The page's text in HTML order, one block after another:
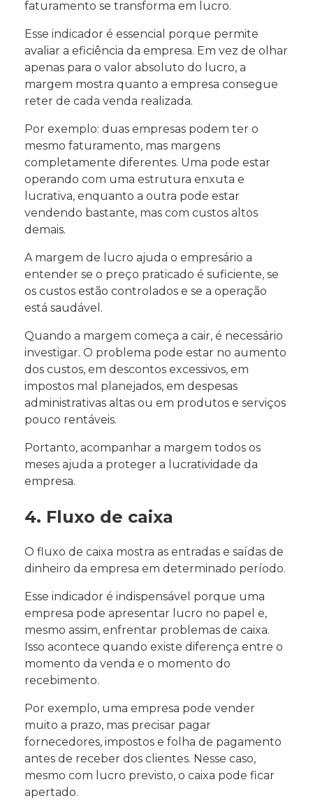
faturamento se transforma em lucro.
Esse indicador é essencial porque permite
avaliar a eficiência da empresa. Em vez de olhar
apenas para o valor absoluto do lucro, a
margem mostra quanto a empresa consegue
reter de cada venda realizada.
Por exemplo: duas empresas podem ter o
mesmo faturamento, mas margens
completamente diferentes. Uma pode estar
operando com uma estrutura enxuta e
lucrativa, enquanto a outra pode estar
vendendo bastante, mas com custos altos
demais.
A margem de lucro ajuda o empresário a
entender se o preço praticado é suficiente, se
os custos estão controlados e se a operação
está saudável.
Quando a margem começa a cair, é necessário
investigar. O problema pode estar no aumento
dos custos, em descontos excessivos, em
impostos mal planejados, em despesas
administrativas altas ou em produtos e serviços
pouco rentáveis.
Portanto, acompanhar a margem todos os
meses ajuda a proteger a lucratividade da
empresa.
4. Fluxo de caixa
O fluxo de caixa mostra as entradas e saídas de
dinheiro da empresa em determinado período.
Esse indicador é indispensável porque uma
empresa pode apresentar lucro no papel e,
mesmo assim, enfrentar problemas de caixa.
Isso acontece quando existe diferença entre o
momento da venda e o momento do
recebimento.
Por exemplo, uma empresa pode vender
muito a prazo, mas precisar pagar
fornecedores, impostos e folha de pagamento
antes de receber dos clientes. Nesse caso,
mesmo com lucro previsto, o caixa pode ficar
apertado.